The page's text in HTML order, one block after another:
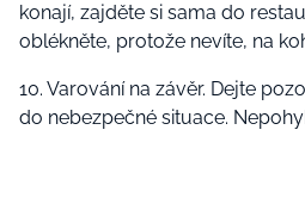
konají, zajděte si sama do
oblékněte, protože nevíte, na
10. Varování na závěr. Dejte
do nebezpečné situace.